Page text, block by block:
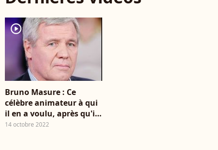
Mitterrand, ministre
au siège du ministère
de la Culture, à Paris,
France, le 28
novembre 2011. Photo
par Denis
Guignebourg/ABACAPRESS.COM
player2
Bruno Masure : Ce
célèbre animateur à qui
il en a voulu, après qu'il
se soit "déshabillé" pour
14 octobre 2022